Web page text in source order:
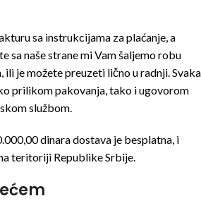
sa instrukcijama za plaćanje, a
sa naše strane mi Vam šaljemo robu
ili je možete preuzeti lično u radnji. Svaka
prilikom pakovanja, tako i ugovorom
službom.
dinara dostava je besplatna, i
teritoriji Republike Srbije.